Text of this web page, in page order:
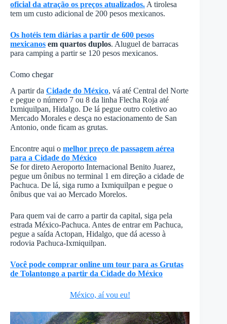
oficial da atração os preços atualizados. A tirolesa
tem um custo adicional de 200 pesos mexicanos.
Os hotéis tem diárias a partir de 600 pesos
mexicanos em quartos duplos. Aluguel de barracas
para camping a partir se 120 pesos mexicanos.
Como chegar
A partir da Cidade do México, vá até Central del Norte
e pegue o número 7 ou 8 da linha Flecha Roja até
Ixmiquilpan, Hidalgo. De lá pegue outro coletivo ao
Mercado Morales e desça no estacionamento de San
Antonio, onde ficam as grutas.
Encontre aqui o melhor preço de passagem aérea
para a Cidade do México
Se for direto Aeroporto Internacional Benito Juarez,
pegue um ônibus no terminal 1 em direção a cidade de
Pachuca. De lá, siga rumo a Ixmiquilpan e pegue o
ônibus que vai ao Mercado Morelos.
Para quem vai de carro a partir da capital, siga pela
estrada México-Pachuca. Antes de entrar em Pachuca,
pegue a saída Actopan, Hidalgo, que dá acesso à
rodovia Pachuca-Ixmiquilpan.
Você pode comprar online um tour para as Grutas
de Tolantongo a partir da Cidade do México
México, aí vou eu!